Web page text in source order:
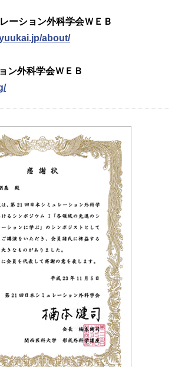
ーション外科学会ＷＥＢ
about/
ン外科学会ＷＥＢ